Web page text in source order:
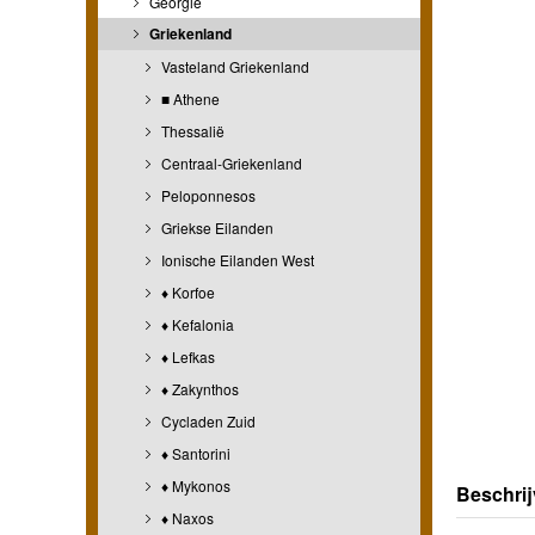
Griekenland
Vasteland Griekenland
■ Athene
Thessalië
Centraal-Griekenland
Peloponnesos
Griekse Eilanden
Ionische Eilanden West
♦ Korfoe
♦ Kefalonia
♦ Lefkas
♦ Zakynthos
Cycladen Zuid
♦ Santorini
♦ Mykonos
♦ Naxos